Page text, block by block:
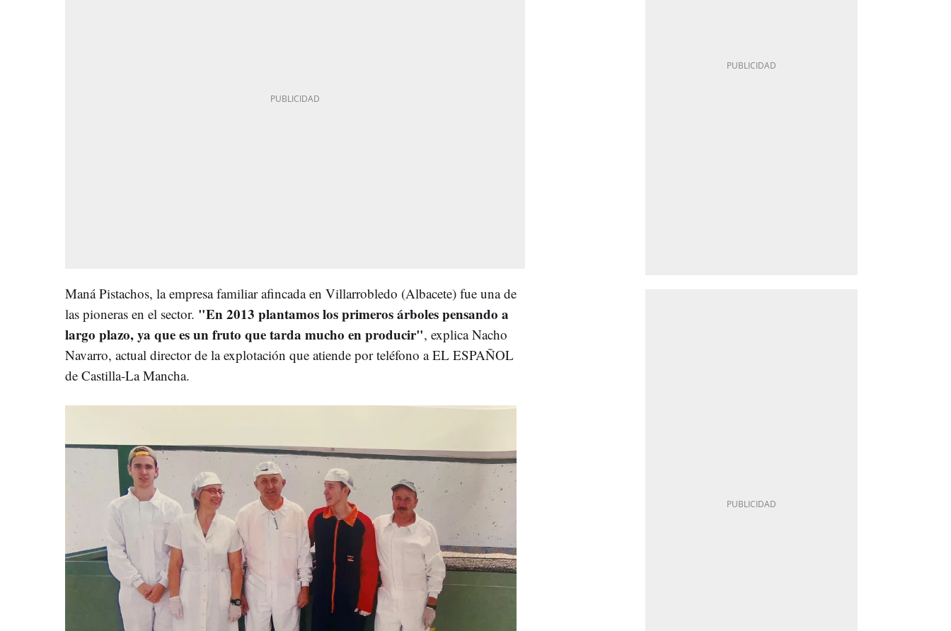
Maná Pistachos, la empresa familiar afincada en Villarrobledo (Albacete) fue una de
las pioneras en el sector. "En 2013 plantamos los primeros árboles pensando a
largo plazo, ya que es un fruto que tarda mucho en producir", explica Nacho
Navarro, actual director de la explotación que atiende por teléfono a EL ESPAÑOL
de Castilla-La Mancha.